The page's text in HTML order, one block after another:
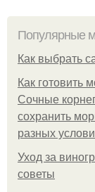
Популярные
Как выбрать
Как готовить
Сочные
сохранить
разных
Уход за
советы